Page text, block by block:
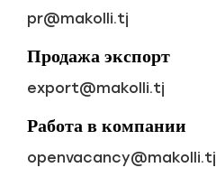
pr@makolli.tj
Продажа экспорт
export@makolli.tj
Работа в компании
openvacancy@makolli.tj